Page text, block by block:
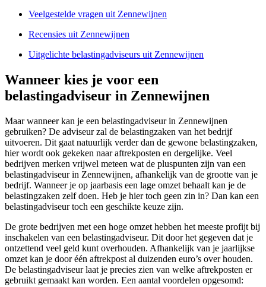
Veelgestelde vragen uit Zennewijnen
Recensies uit Zennewijnen
Uitgelichte belastingadviseurs uit Zennewijnen
Wanneer kies je voor een
belastingadviseur in Zennewijnen
Maar wanneer kan je een belastingadviseur in Zennewijnen
gebruiken? De adviseur zal de belastingzaken van het bedrijf
uitvoeren. Dit gaat natuurlijk verder dan de gewone belastingzaken,
hier wordt ook gekeken naar aftrekposten en dergelijke. Veel
bedrijven merken vrijwel meteen wat de pluspunten zijn van een
belastingadviseur in Zennewijnen, afhankelijk van de grootte van je
bedrijf. Wanneer je op jaarbasis een lage omzet behaalt kan je de
belastingzaken zelf doen. Heb je hier toch geen zin in? Dan kan een
belastingadviseur toch een geschikte keuze zijn.
De grote bedrijven met een hoge omzet hebben het meeste profijt bij
inschakelen van een belastingadviseur. Dit door het gegeven dat je
ontzettend veel geld kunt overhouden. Afhankelijk van je jaarlijkse
omzet kan je door één aftrekpost al duizenden euro’s over houden.
De belastingadviseur laat je precies zien van welke aftrekposten er
gebruikt gemaakt kan worden. Een aantal voordelen opgesomd: